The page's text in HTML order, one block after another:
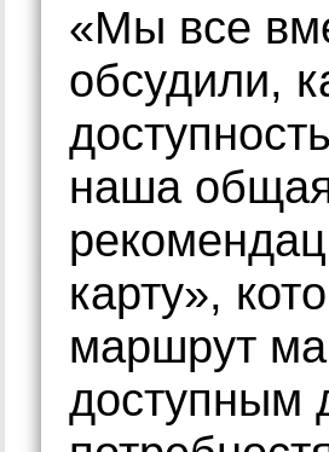
«Мы все
обсудили,
наша
карту»,
маршрут
доступным